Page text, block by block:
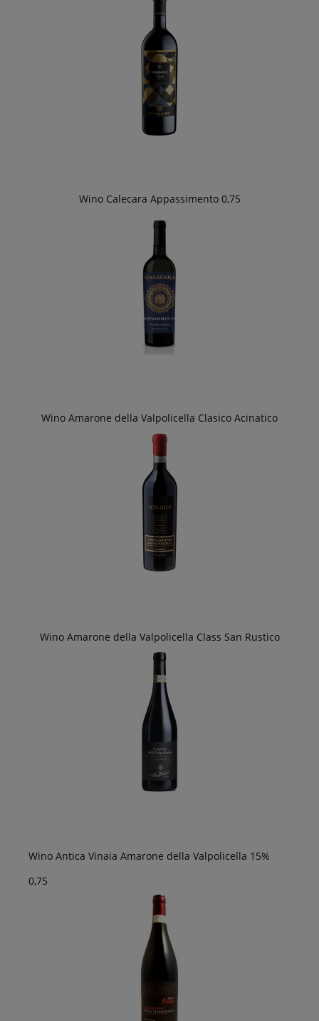
Wino Calecara Appassimento 0,75
Wino Amarone della Valpolicella Clasico Acinatico
Wino Amarone della Valpolicella Class San Rustico
Wino Antica Vinaia Amarone della Valpolicella 15%
0,75